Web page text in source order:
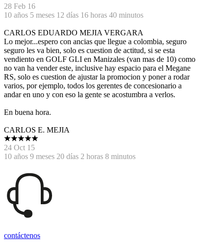
28 Feb 16
10 años 5 meses 12 días 16 horas 40 minutos
CARLOS EDUARDO MEJIA VERGARA
Lo mejor...espero con ancias que llegue a colombia, seguro
seguro les va bien, solo es cuestion de actitud, si se esta
vendiento en GOLF GLI en Manizales (van mas de 10) como
no van ha vender este, inclusive hay espacio para el Megane
RS, solo es cuestion de ajustar la promocion y poner a rodar
varios, por ejemplo, todos los gerentes de concesionario a
andar en uno y con eso la gente se acostumbra a verlos.
En buena hora.
CARLOS E. MEJIA
24 Oct 15
10 años 9 meses 20 días 2 horas 8 minutos
contáctenos